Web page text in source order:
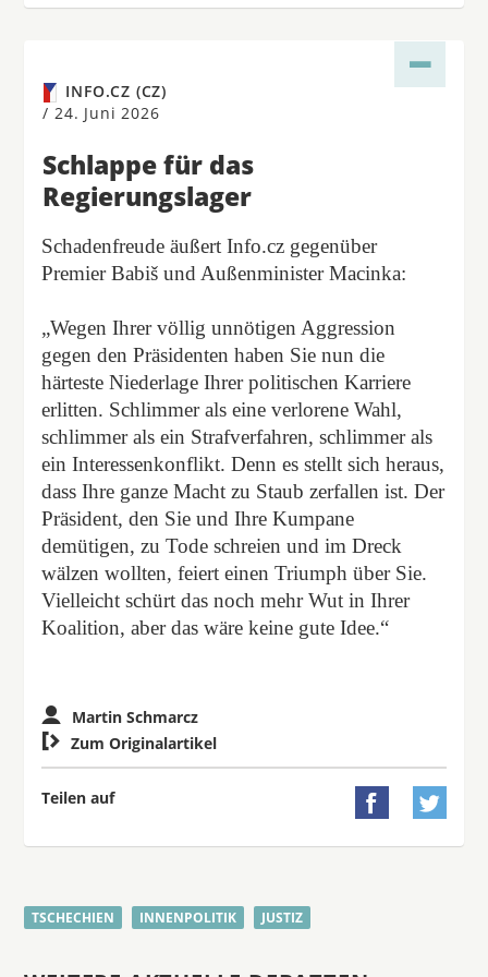
INFO.CZ (CZ)
/ 24. Juni 2026
Schlappe für das
Regierungslager
Schadenfreude äußert Info.cz gegenüber
Premier Babiš und Außenminister Macinka:
„Wegen Ihrer völlig unnötigen Aggression
gegen den Präsidenten haben Sie nun die
härteste Niederlage Ihrer politischen Karriere
erlitten. Schlimmer als eine verlorene Wahl,
schlimmer als ein Strafverfahren, schlimmer als
ein Interessenkonflikt. Denn es stellt sich heraus,
dass Ihre ganze Macht zu Staub zerfallen ist. Der
Präsident, den Sie und Ihre Kumpane
demütigen, zu Tode schreien und im Dreck
wälzen wollten, feiert einen Triumph über Sie.
Vielleicht schürt das noch mehr Wut in Ihrer
Koalition, aber das wäre keine gute Idee.“
Martin Schmarcz
 Zum Originalartikel
Teilen auf  
TSCHECHIEN INNENPOLITIK JUSTIZ